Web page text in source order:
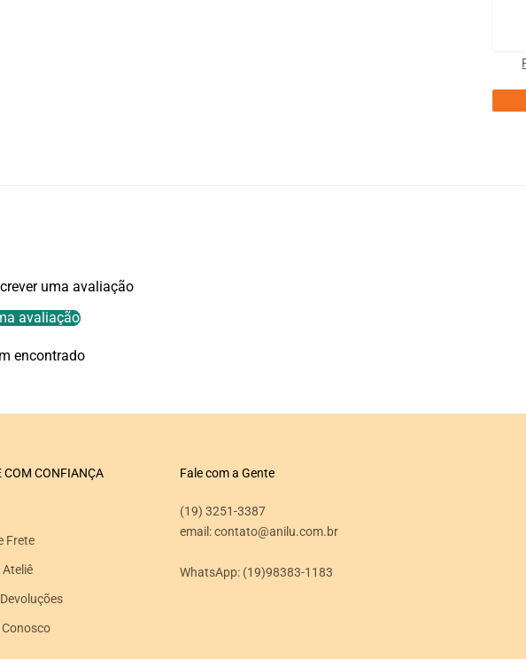
uma avaliação
avaliação
encontrado
COM CONFIANÇA
Frete
Ateliê
Fale com a Gente
(19) 3251-3387
email: contato@anilu.com.br
WhatsApp: (19)98383-1183